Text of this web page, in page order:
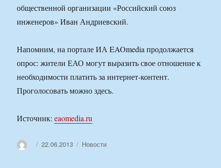
общественной организации «Российский союз
инженеров» Иван Андриевский.
Напомним, на портале ИА EAOmedia продолжается
опрос: жители ЕАО могут выразить свое отношение к
необходимости платить за интернет-контент.
Проголосовать можно здесь.
Источник:eaomedia.ru
АвторОпубликовано
22.06.2013 Рубрики
Новости